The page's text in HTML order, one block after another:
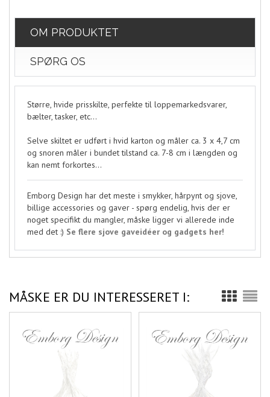
OM PRODUKTET
SPØRG OS
Større, hvide prisskilte, perfekte til loppemarkedsvarer,
bælter, tasker, etc...
Selve skiltet er udført i hvid karton og måler ca. 3 x 4,7 cm
og snoren måler i bundet tilstand ca. 7-8 cm i længden og
kan nemt forkortes...
Emborg Design har det meste i smykker, hårpynt og sjove,
billige accessories og gaver - spørg endelig, hvis der er
noget specifikt du mangler, måske ligger vi allerede inde
med det :) Se flere sjove gaveidéer og gadgets her!
MÅSKE ER DU INTERESSERET I: